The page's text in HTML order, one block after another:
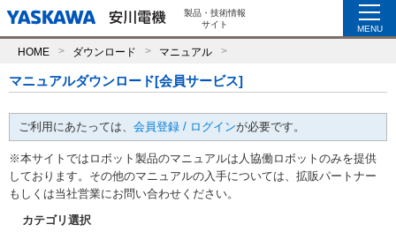
製品・技術情報
サイト
MENU
HOME ダウンロード マニュアル
マニュアルダウンロード[会員サービス]
ご利用にあたっては、 会員登録 / ログインが必要です。
※本サイトではロボット製品のマニュアルは人協働ロボットのみを提供
しております。その他のマニュアルの入手については、拡販パートナー
もしくは当社営業にお問い合わせください。
カテゴリ選択